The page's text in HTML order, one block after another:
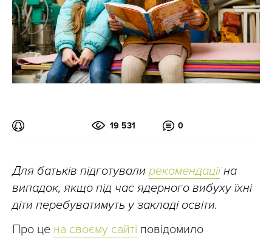
19 531 0
Для батьків підготували рекомендаціїна
випадок, якщо під час ядерного вибухуїхні
діти перебуватимуть у закладі освіти.
Про це на своєму сайті повідомило